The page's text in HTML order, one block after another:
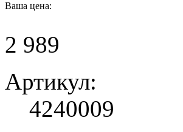
Ваша цена:
2 989
Артикул:
4240009